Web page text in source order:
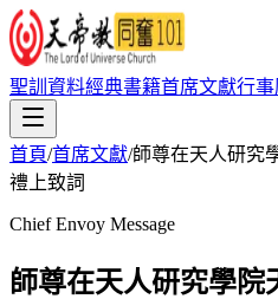
聖訓資料經典書籍首席文獻行事
首頁/首席文獻/師尊在天人研究
禮上致詞
Chief Envoy Message
師尊在天人研究學院